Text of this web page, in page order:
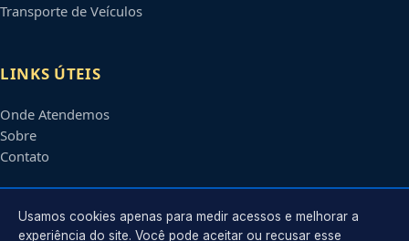
Transporte de Veículos
LINKS ÚTEIS
Onde Atendemos
Sobre
Contato
CONTATO
Usamos cookies apenas para medir acessos e melhorar a
experiência do site. Você pode aceitar ou recusar esse